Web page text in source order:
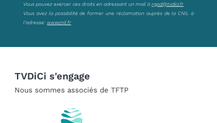
Vous pouvez exercer ces droits en adressant un mail à rgpd@tvdici.fr
Vous avez la possibilité de former une réclamation auprès de la CNIL à
l’adresse: www.cnil.fr
TVDiCi s'engage
Nous sommes associés de TFTP